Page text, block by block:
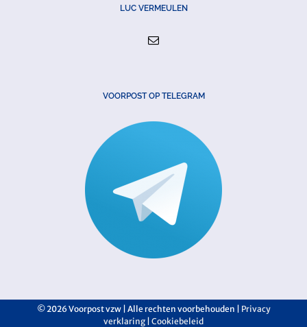
LUC VERMEULEN
VOORPOST OP TELEGRAM
©2026 Voorpost vzw | Alle rechten voorbehouden | Privacy
verklaring Cookiebeleid